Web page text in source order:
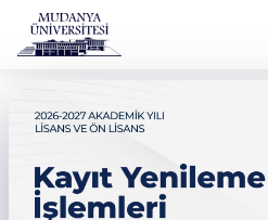
← Tüm duyurular
2025-2026